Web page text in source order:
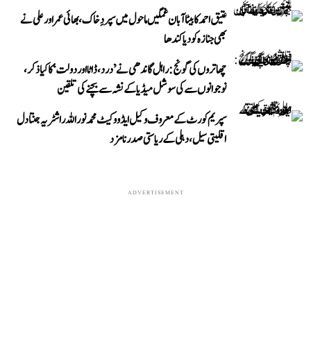
عتیق احمد کا بیٹا آبان غمگین ماحول میں سپردِ خاک، بھائی عمر اور علی نے
بھی جنازہ کو دیا کندھا
چھاتروں کی گونج: راہل گاندھی نے ’درد، ڈاٹا اور دولت‘ کا کیا ذکر،
نوجوانوں سے کی سوشل میڈیا کے نشہ سے بچنے کی تلقین
سپریم کورٹ کے معروف وکیل ایڈووکیٹ محمد نور اللہ راشٹریہ جنتا دل
اقلیتی سیل، دہلی کے ریاستی صدر نامزد
ADVERTISEMENT